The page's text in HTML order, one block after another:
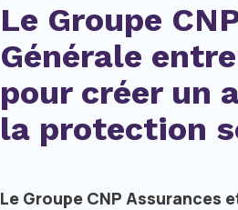
Le Groupe
Générale
pour créer un
la protection
Le Groupe CNP Assurances